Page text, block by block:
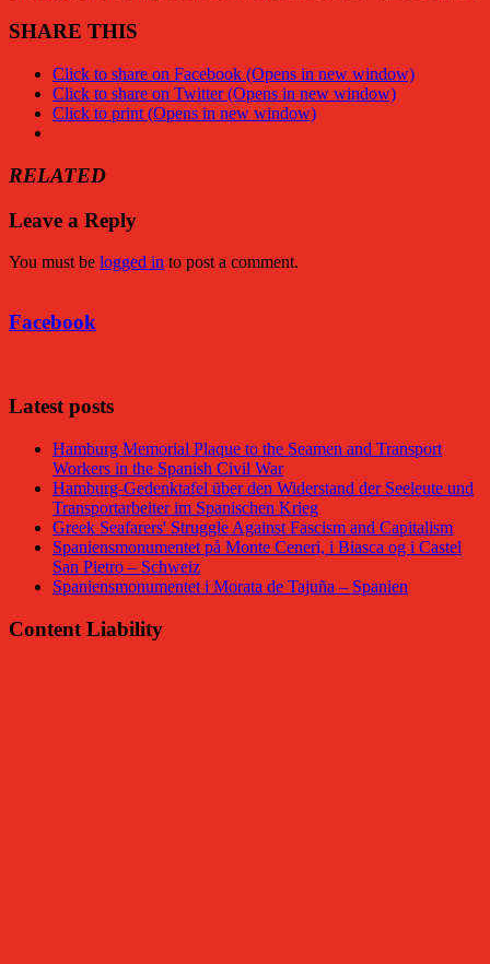
SHARE THIS
Click to share on Facebook (Opens in new window)
Click to share on Twitter (Opens in new window)
Click to print (Opens in new window)
RELATED
Leave a Reply
You must be logged in to post a comment.
Facebook
Latest posts
Hamburg Memorial Plaque to the Seamen and Transport
Workers in the Spanish Civil War
Hamburg-Gedenktafel über den Widerstand der Seeleute und
Transportarbeiter im Spanischen Krieg
Greek Seafarers' Struggle Against Fascism and Capitalism
Spaniensmonumentet på Monte Ceneri, i Biasca og i Castel
San Pietro – Schweiz
Spaniensmonumentet i Morata de Tajuña – Spanien
Content Liability